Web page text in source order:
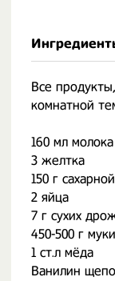
Все
комнатной
160 мл молока
3 желтка
150 г
2 яйца
7 г сухих
450-500 г муки
1 ст.л мёда
Ванилин